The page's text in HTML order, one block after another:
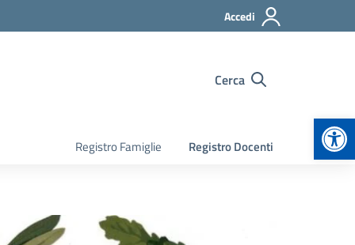
Accedi
Cerca
Registro Famiglie Registro Docenti